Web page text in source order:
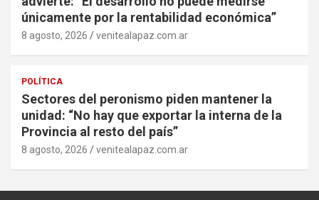
únicamente por la rentabilidad económica”
8 agosto, 2026 venitealapaz.com.ar
POLÍTICA
Sectores del peronismo piden mantener la
unidad: “No hay que exportar la interna de la
Provincia al resto del país”
8 agosto, 2026 venitealapaz.com.ar